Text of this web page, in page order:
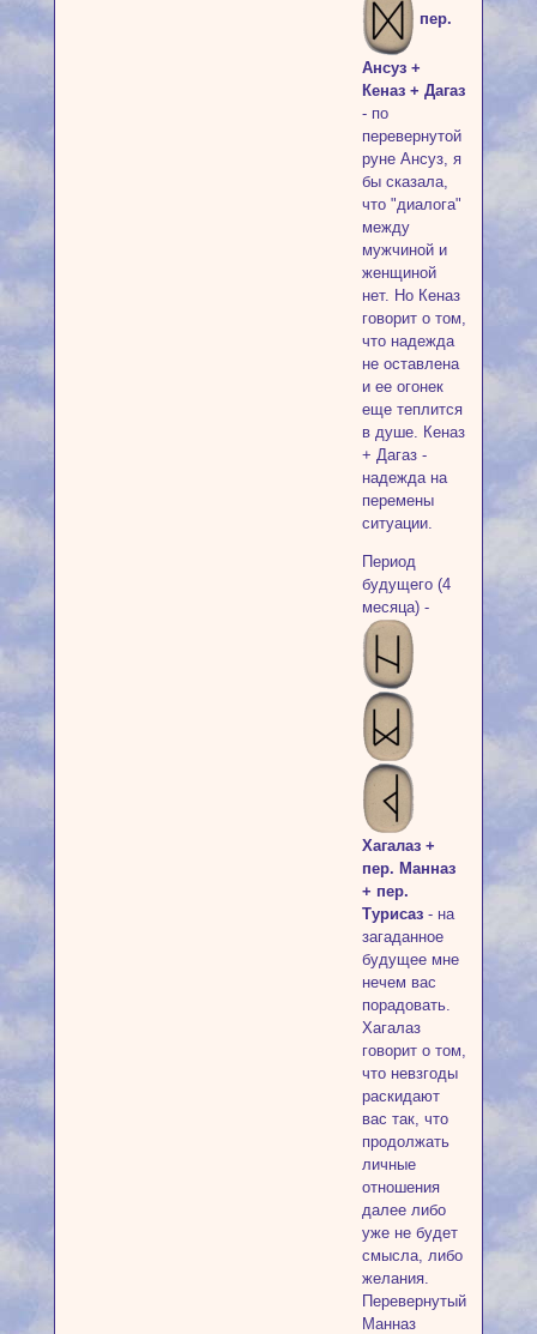
пер.
Ансуз +
Кеназ + Дагаз
- по
перевернутой
руне Ансуз, я
бы сказала,
что "диалога"
между
мужчиной и
женщиной
нет. Но Кеназ
говорит о том,
что надежда
не оставлена
и ее огонек
еще теплится
в душе. Кеназ
+ Дагаз -
надежда на
перемены
ситуации.
Период
будущего (4
месяца) -
Хагалаз +
пер. Манназ
+ пер.
Турисаз- на
загаданное
будущее мне
нечем вас
порадовать.
Хагалаз
говорит о том,
что невзгоды
раскидают
вас так, что
продолжать
личные
отношения
далее либо
уже не будет
смысла, либо
желания.
Перевернутый
Манназ